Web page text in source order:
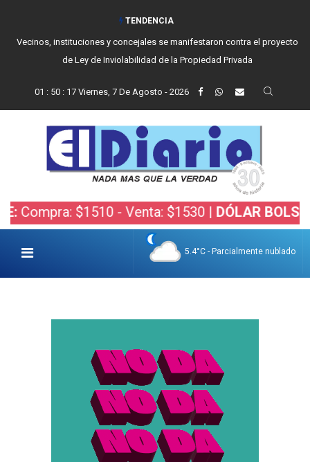
TENDENCIA
Vecinos, instituciones y concejales se manifestaron contra el proyecto
de Ley de Inviolabilidad de la Propiedad Privada
01 : 50: 18 Viernes, 7 De Agosto - 2026
$1510 - Venta: $1530 | DÓLAR BOLSA:
5.4°C - Parcialmente nublado